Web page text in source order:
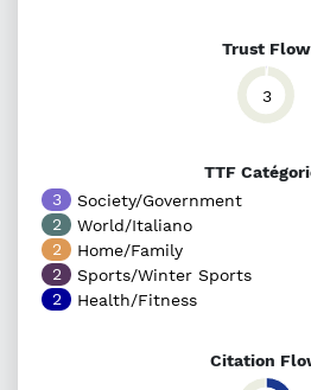
Trust Flow
3
TTF
3
Society/Government
2
World/Italiano
2
Home/Family
2
Sports/Winter Sports
2
Health/Fitness
Citation